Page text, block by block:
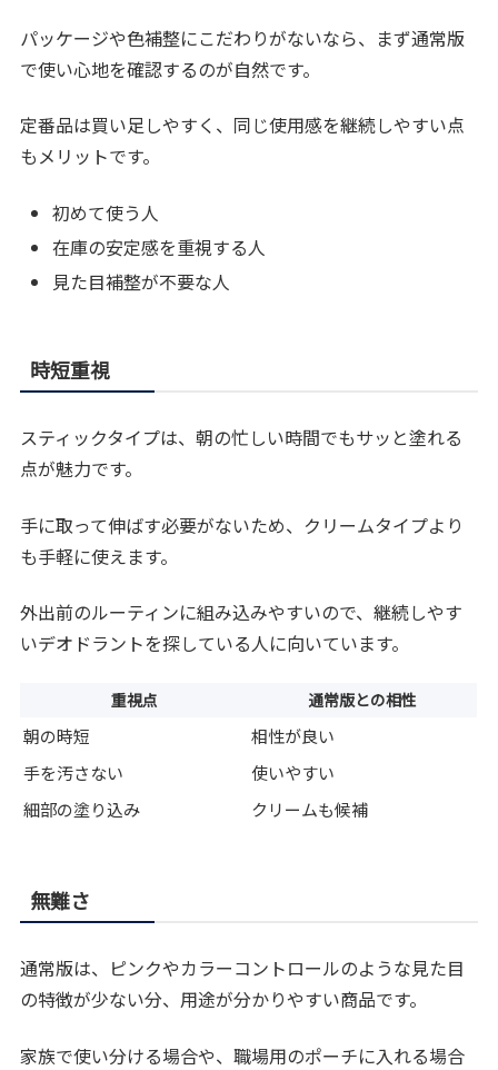
パッケージや色補整にこだわりがないなら、まず通常版
で使い心地を確認するのが自然です。
定番品は買い足しやすく、同じ使用感を継続しやすい点
もメリットです。
初めて使う人
在庫の安定感を重視する人
見た目補整が不要な人
時短重視
スティックタイプは、朝の忙しい時間でもサッと塗れる
点が魅力です。
手に取って伸ばす必要がないため、クリームタイプより
も手軽に使えます。
外出前のルーティンに組み込みやすいので、継続しやす
いデオドラントを探している人に向いています。
重視点 通常版との相性
朝の時短
相性が良い
手を汚さない
使いやすい
細部の塗り込み
クリームも候補
無難さ
通常版は、ピンクやカラーコントロールのような見た目
の特徴が少ない分、用途が分かりやすい商品です。
家族で使い分ける場合や、職場用のポーチに入れる場合